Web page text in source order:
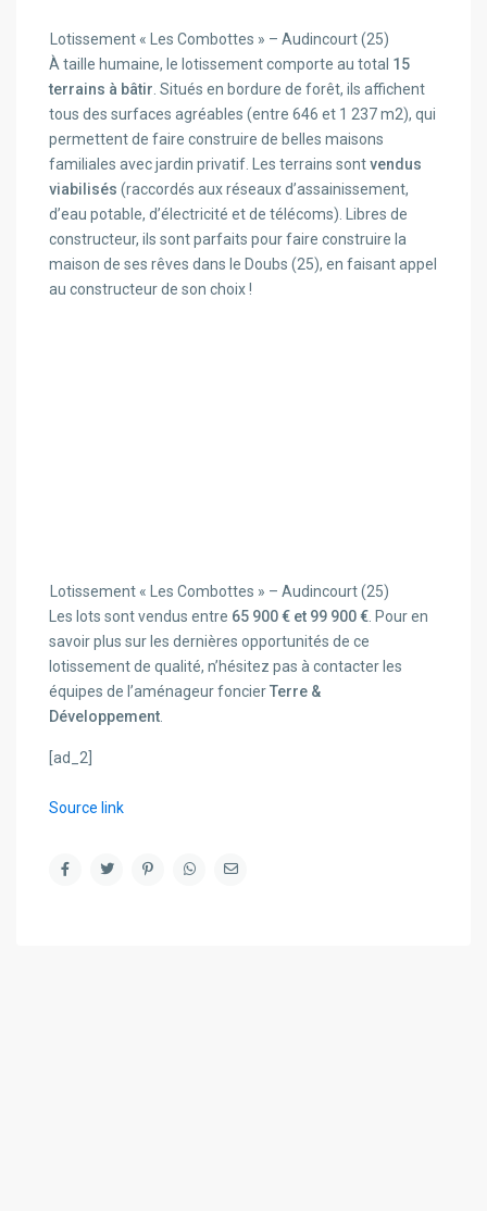
Lotissement « Les Combottes » – Audincourt (25)
À taille humaine, le lotissement comporte au total 15
terrains à bâtir. Situés en bordure de forêt, ils affichent
tous des surfaces agréables (entre 646 et 1 237 m2), qui
permettent de faire construire de belles maisons
familiales avec jardin privatif. Les terrains sontvendus
viabilisés (raccordés aux réseaux d’assainissement,
d’eau potable, d’électricité et de télécoms). Libres de
constructeur, ils sont parfaits pour faire construire la
maison de ses rêves dans le Doubs (25), en faisant appel
au constructeur de son choix !
Lotissement « Les Combottes » – Audincourt (25)
Les lots sont vendus entre 65 900 € et 99 900 €. Pour en
savoir plus sur les dernières opportunités de ce
lotissement de qualité, n’hésitez pas à contacter les
équipes de l’aménageur foncierTerre &
Développement.
[ad_2]
Source link